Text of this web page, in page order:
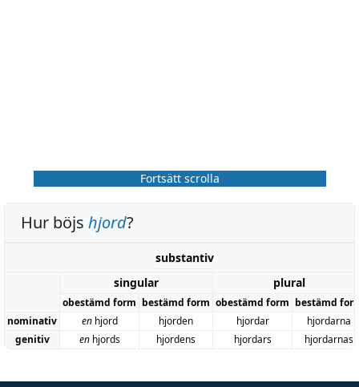
Fortsätt scrolla
Hur böjs hjord?
substantiv
singular
plural
obestämd form bestämd form obestämd form bestämd
nominativ
enhjord hjorden hjordar
hjordarna
genitiv
enhjords hjordens hjordars hjordarnas